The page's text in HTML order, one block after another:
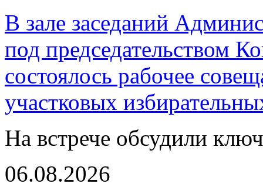
В зале заседаний
под председательством
состоялось рабочее
участковых
На встрече обсудили
06.08.2026